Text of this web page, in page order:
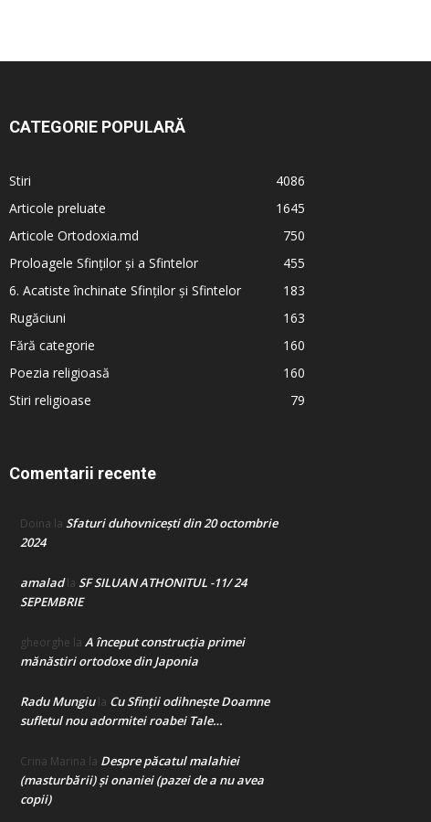
CATEGORIE POPULARĂ
Stiri
4086
Articole preluate
1645
Articole Ortodoxia.md
750
Proloagele Sfinților și a Sfintelor
455
6. Acatiste închinate Sfinților și Sfintelor
183
Rugăciuni
163
Fără categorie
160
Poezia religioasă
160
Stiri religioase
79
Comentarii recente
Doina la Sfaturi duhovnicești din 20 octombrie
2024
amaladla SF SILUAN ATHONITUL -11/ 24
SEPEMBRIE
gheorghe la A început construcţia primei
mănăstiri ortodoxe din Japonia
Radu Mungiula Cu Sfinții odihnește Doamne
sufletul nou adormitei roabei Tale…
Crina Marina la Despre păcatul malahiei
(masturbării) şi onaniei (pazei de a nu avea
copii)